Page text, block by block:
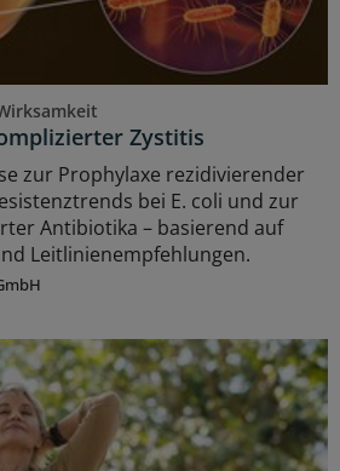
Zystitis
zur Prophylaxe rezidivierender
bei E. coli und zur
Antibiotika – basierend auf
Leitlinienempfehlungen.